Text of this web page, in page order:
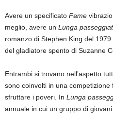
Avere un specificato Fame
meglio, avere un Lunga
romanzo di Stephen King del
del gladiatore spento di Suzanne
Entrambi si trovano nell’aspetto
sono coinvolti in una
sfruttare i poveri. In Lunga
annuale in cui un gruppo di